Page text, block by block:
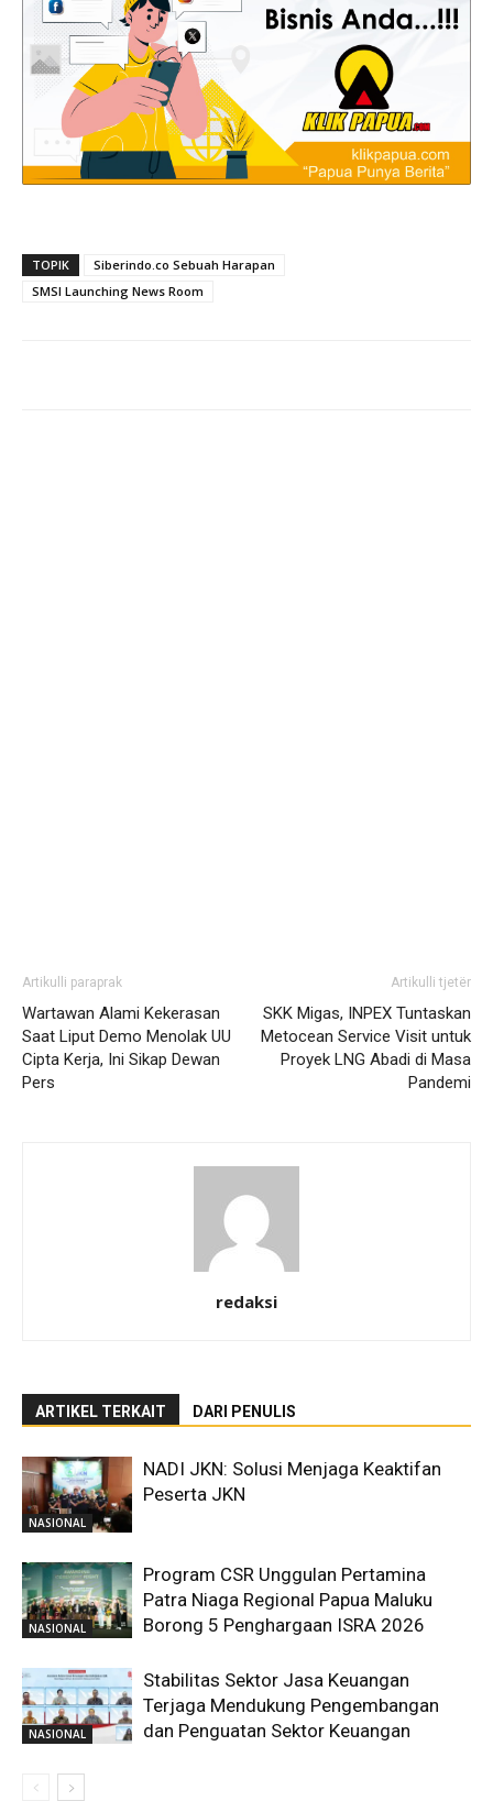
TOPIK
Siberindo.co Sebuah Harapan
SMSI Launching News Room
Artikulli paraprak
Wartawan Alami Kekerasan
Saat Liput Demo Menolak UU
Cipta Kerja, Ini Sikap Dewan
Pers
Artikulli tjetër
SKK Migas, INPEX Tuntaskan
Metocean Service Visit untuk
Proyek LNG Abadi di Masa
Pandemi
redaksi
ARTIKEL TERKAIT DARI PENULIS
NASIONAL
NADI JKN: Solusi Menjaga Keaktifan
Peserta JKN
NASIONAL
Program CSR Unggulan Pertamina
Patra Niaga Regional Papua Maluku
Borong 5 Penghargaan ISRA 2026
NASIONAL
Stabilitas Sektor Jasa Keuangan
Terjaga Mendukung Pengembangan
dan Penguatan Sektor Keuangan